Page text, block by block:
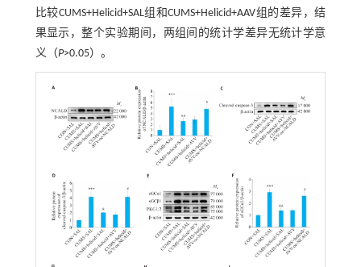
比较CUMS+Helicid+SAL组和CUMS+Helicid+AAV组的差异，结
果显示，整个实验期间，两组间的统计学差异无统计学意
义（P>0.05）。